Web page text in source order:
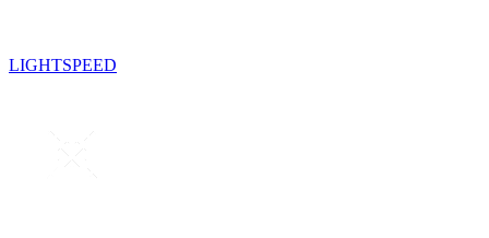
LIGHTSPEED